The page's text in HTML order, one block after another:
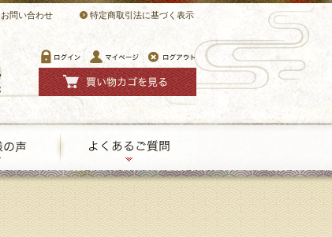
お問い合わせ 特定商取引法に基づく表示